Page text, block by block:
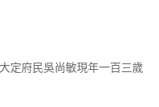
定府民吳尚敏現年一百三歲